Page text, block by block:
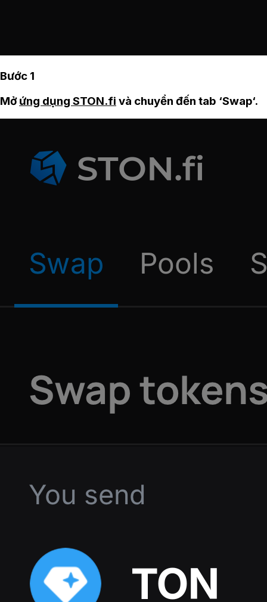
Bước 1
Mởứng dụng STON.fi và chuyển đến tab ‘Swap‘.